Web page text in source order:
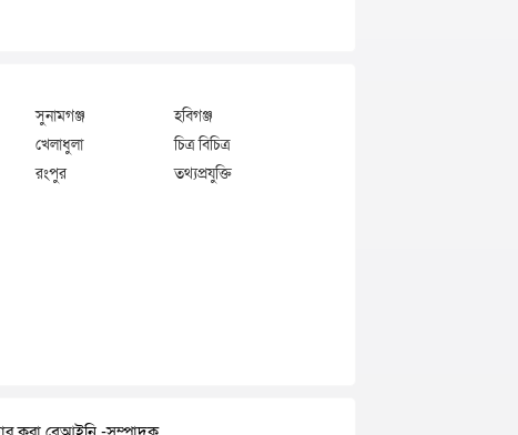
সুনামগঞ্জ
হবিগঞ্জ
খেলাধুলা
চিত্র বিচিত্র
রংপুর
তথ্যপ্রযুক্তি